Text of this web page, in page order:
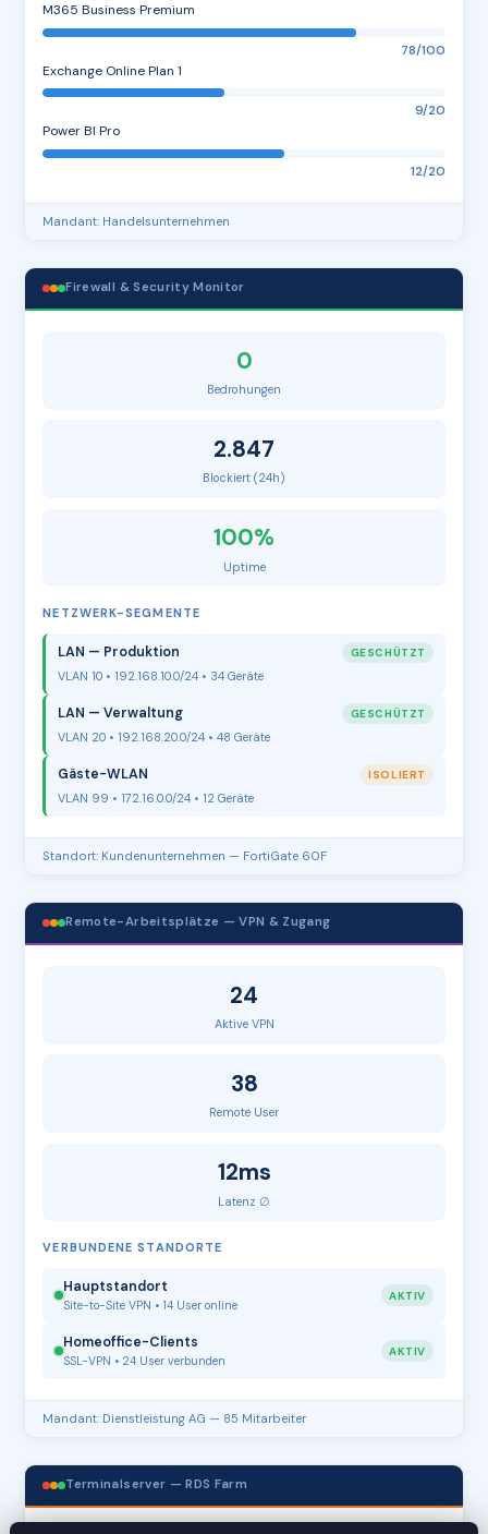
M365 Business Premium
78/100
Exchange Online Plan 1
9/20
Power BI Pro
12/20
Mandant: Handelsunternehmen
Firewall & Security Monitor
0
Bedrohungen
2.847
Blockiert (24h)
100%
Uptime
NETZWERK-SEGMENTE
LAN — Produktion GESCHÜTZT
VLAN 10 • 192.168.10.0/24 • 34 Geräte
LAN — Verwaltung GESCHÜTZT
VLAN 20 • 192.168.20.0/24 • 48 Geräte
Gäste-WLAN ISOLIERT
VLAN 99 • 172.16.0.0/24 • 12 Geräte
Standort: Kundenunternehmen — FortiGate 60F
Remote-Arbeitsplätze — VPN & Zugang
24
Aktive VPN
38
Remote User
12ms
Latenz ∅
VERBUNDENE STANDORTE
Hauptstandort
Site-to-Site VPN • 14 User online
AKTIV
Homeoffice-Clients
SSL-VPN • 24 User verbunden
AKTIV
Mandant: Dienstleistung AG — 85 Mitarbeiter
Terminalserver — RDS Farm